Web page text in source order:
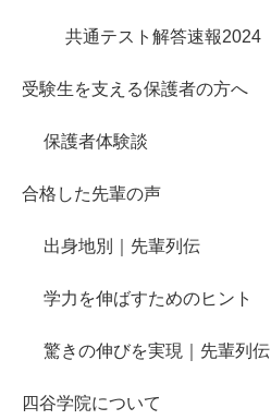
共通テスト解答速報2024
受験生を支える保護者の方へ
保護者体験談
合格した先輩の声
出身地別｜先輩列伝
学力を伸ばすためのヒント
驚きの伸びを実現｜先輩列伝
四谷学院について